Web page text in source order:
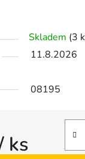
Skladem (3
11.8.2026
08195
ks